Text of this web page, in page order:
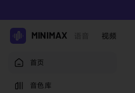
视频
首页
音色库